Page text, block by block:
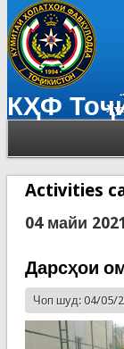
КҲФ
Activities
04 майи 2021
Дарсҳои
Чоп шуд: 04/05/